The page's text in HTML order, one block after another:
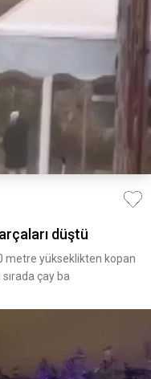
düştü
metre yükseklikten kopan
çay ba